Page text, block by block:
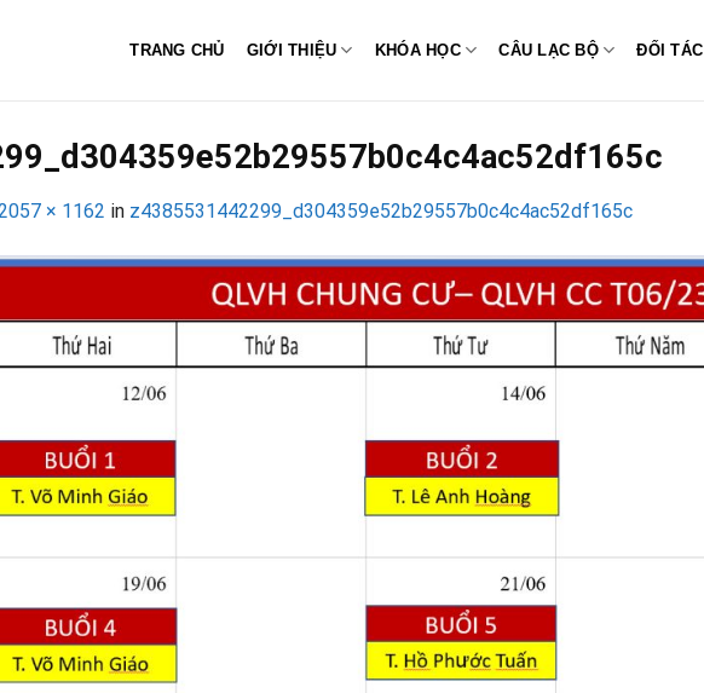
TRANG CHỦ GIỚI THIỆU KHÓA HỌC CÂU LẠC BỘ ĐỐI TÁC
× 1162 in z4385531442299_d304359e52b29557b0c4c4ac52df165c